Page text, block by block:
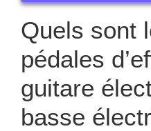
Quels sont
pédales
guitare
basse